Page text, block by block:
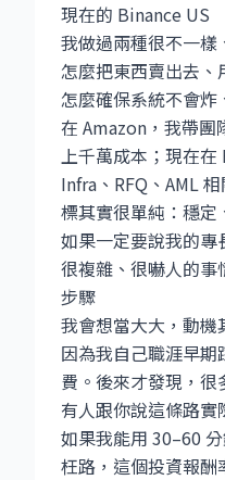
現在的 Binance US
我做過兩種很不一樣
怎麼把東西賣出去、
怎麼確保系統不會炸
在 Amazon，我帶團
上千萬成本；現在在
Infra、RFQ、AML
標其實很單純：穩定
如果一定要說我的專
很複雜、很嚇人的事
步驟
我會想當大大，動機
因為我自己職涯早
費。後來才發現，
有人跟你說這條路實
如果我能用 30–60
枉路，這個投資報酬